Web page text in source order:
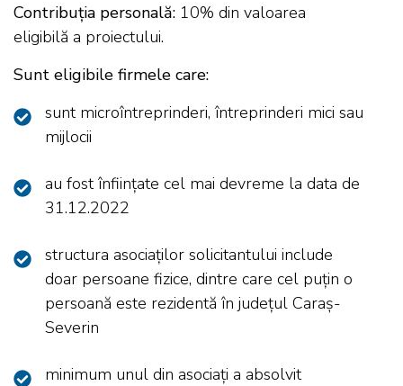
Contribuția personală: 10% din valoarea
eligibilă a proiectului.
Sunt eligibile firmele care:
sunt microîntreprinderi, întreprinderi mici sau
mijlocii
au fost înființate cel mai devreme la data de
31.12.2022
structura asociaților solicitantului include
doar persoane fizice, dintre care cel puțin o
persoană este rezidentă în județul Caraș-
Severin
minimum unul din asociați a absolvit